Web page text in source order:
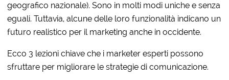
geografico nazionale). Sono in molti modi uniche e senza
eguali. Tuttavia, alcune delle loro funzionalità indicano un
futuro realistico per il marketing anche in occidente.
Ecco 3 lezioni chiave che i marketer esperti possono
sfruttare per migliorare le strategie di comunicazione.